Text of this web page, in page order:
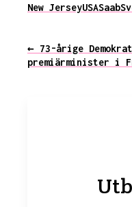
New JerseyUSASaab
← 73-årige
premiärminister i